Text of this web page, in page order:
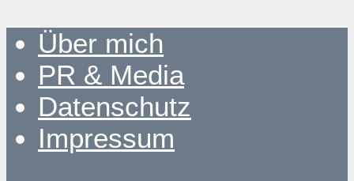
Über mich
PR & Media
Datenschutz
Impressum